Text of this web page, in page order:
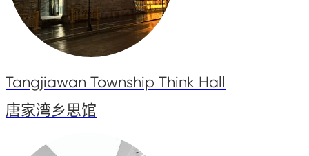
Tangjiawan Township Think Hall
唐家湾乡思馆